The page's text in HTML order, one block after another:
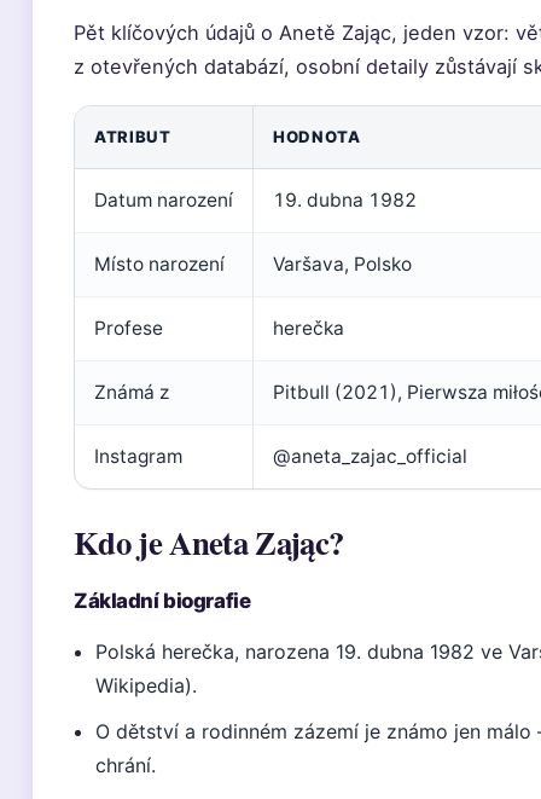
Pět klíčových údajů o Anetě Zając, jeden vzor:
z otevřených databází, osobní detaily zůstávají
ATRIBUT HODNOTA
Datum narození 19. dubna 1982
Místo narození Varšava, Polsko
Profese herečka
Známá z Pitbull (2021), Pierwsza
Instagram @aneta_zajac_official
Kdo je Aneta Zając?
Základní biografie
Polská herečka, narozena 19. dubna 1982 ve
Wikipedia).
O dětství a rodinném zázemí je známo jen málo
chrání.